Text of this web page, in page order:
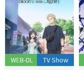
WEB-DL TV Show